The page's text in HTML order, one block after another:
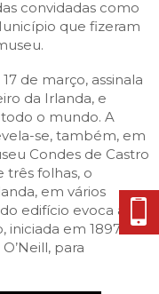
convidadas como
que fizeram
de março, assinala
da Irlanda, e
o mundo. A
se, também, em
Condes de Castro
três folhas, o
em vários
edifício evoca as
iniciada em 1897
para